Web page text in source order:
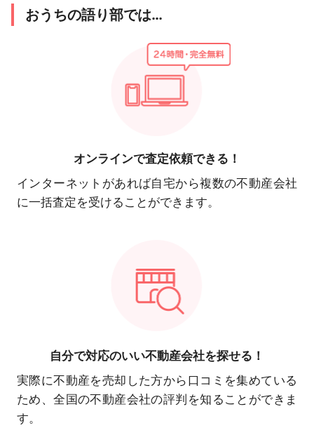
おうちの語り部では…
オンラインで査定依頼できる！
インターネットがあれば自宅から複数の不動産会社
に一括査定を受けることができます。
自分で対応のいい不動産会社を探せる！
実際に不動産を売却した方から口コミを集めている
ため、全国の不動産会社の評判を知ることができま
す。